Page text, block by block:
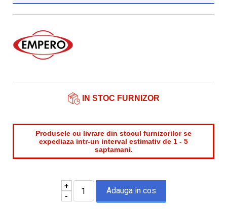
Institutie*
Nume contact*
IN STOC FURNIZOR
Produsele cu livrare din stocul furnizorilor se
expediaza intr-un interval estimativ de 1 - 5
saptamani.
+
-